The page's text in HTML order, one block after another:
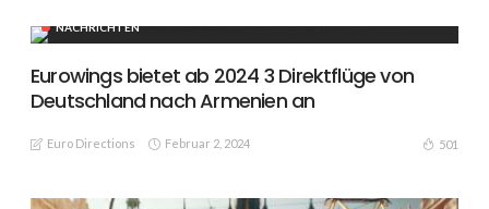
NACHRICHTEN
Eurowings bietet ab 2024 3 Direktflüge von
Deutschland nach Armenien an
Euro Directions Februar 2, 2024 501